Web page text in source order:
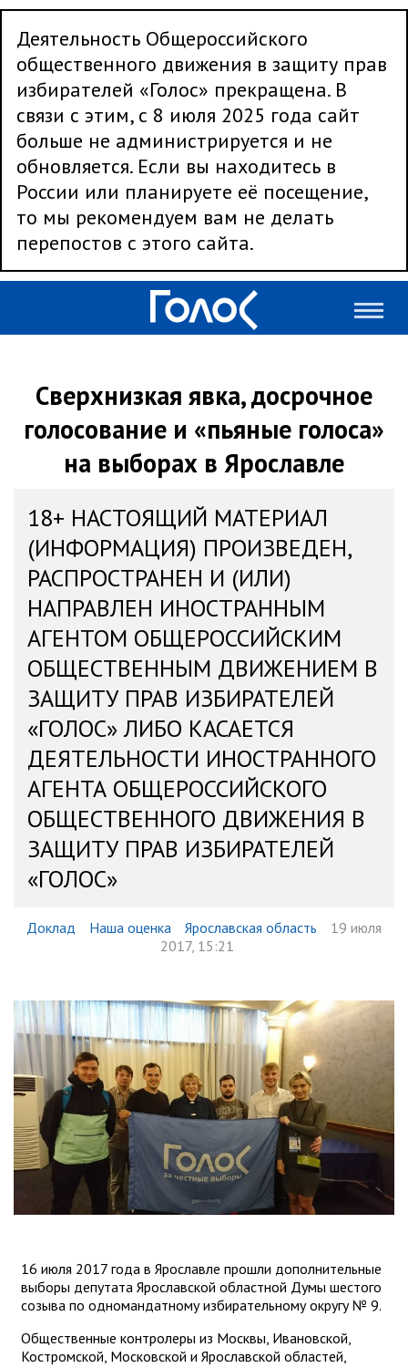
Деятельность Общероссийского
общественного движения в защиту прав
избирателей «Голос» прекращена. В
связи с этим, с 8 июля 2025 года сайт
больше не администрируется и не
обновляется. Если вы находитесь в
России или планируете её посещение,
то мы рекомендуем вам не делать
перепостов с этого сайта.
Сверхнизкая явка, досрочное
голосование и «пьяные голоса»
на выборах в Ярославле
18+ НАСТОЯЩИЙ МАТЕРИАЛ
(ИНФОРМАЦИЯ) ПРОИЗВЕДЕН,
РАСПРОСТРАНЕН И (ИЛИ)
НАПРАВЛЕН ИНОСТРАННЫМ
АГЕНТОМ ОБЩЕРОССИЙСКИМ
ОБЩЕСТВЕННЫМ ДВИЖЕНИЕМ В
ЗАЩИТУ ПРАВ ИЗБИРАТЕЛЕЙ
«ГОЛОС» ЛИБО КАСАЕТСЯ
ДЕЯТЕЛЬНОСТИ ИНОСТРАННОГО
АГЕНТА ОБЩЕРОССИЙСКОГО
ОБЩЕСТВЕННОГО ДВИЖЕНИЯ В
ЗАЩИТУ ПРАВ ИЗБИРАТЕЛЕЙ
«ГОЛОС»
Доклад Наша оценка Ярославская область
19 июля
2017, 15:21
16 июля 2017 года в Ярославле прошли дополнительные
выборы депутата Ярославской областной Думы шестого
созыва по одномандатному избирательному округу № 9.
Общественные контролеры из Москвы, Ивановской,
Костромской, Московской и Ярославской областей,